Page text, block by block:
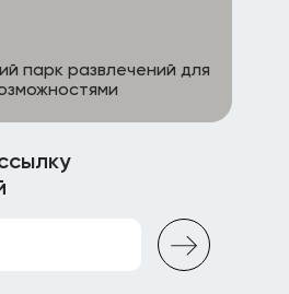
парк развлечений для